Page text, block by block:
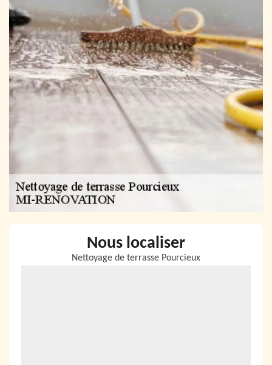
Nous localiser
Nettoyage de terrasse Pourcieux